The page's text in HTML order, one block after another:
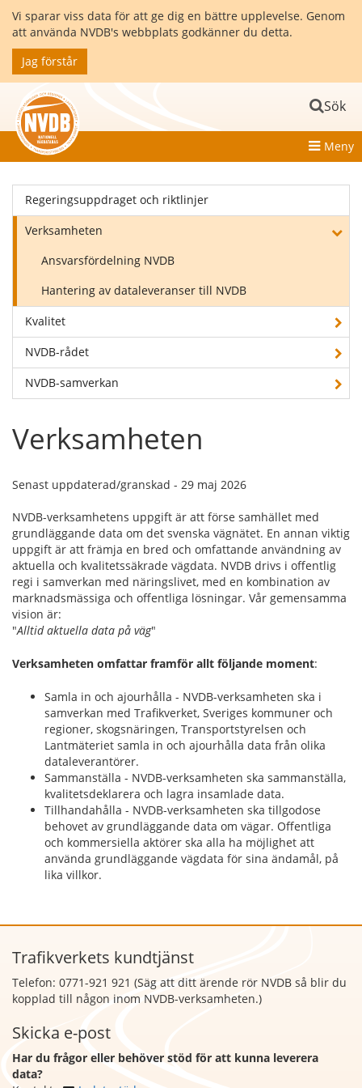
Vi sparar viss data för att ge dig en bättre upplevelse. Genom
att använda NVDB's webbplats godkänner du detta.
Jag förstår
Sök
Meny
Regeringsuppdraget och riktlinjer
Verksamheten
Ansvarsfördelning NVDB
Hantering av dataleveranser till NVDB
Kvalitet
NVDB-rådet
NVDB-samverkan
Verksamheten
Senast uppdaterad/granskad - 29 maj 2026
NVDB-verksamhetens uppgift är att förse samhället med
grundläggande data om det svenska vägnätet. En annan viktig
uppgift är att främja en bred och omfattande användning av
aktuella och kvalitetssäkrade vägdata. NVDB drivs i offentlig
regi i samverkan med näringslivet, med en kombination av
marknadsmässiga och offentliga lösningar. Vår gemensamma
vision är:
"Alltid aktuella data på väg"
Verksamheten omfattar framför allt följande moment:
Samla in och ajourhålla - NVDB-verksamheten ska i
samverkan med Trafikverket, Sveriges kommuner och
regioner, skogsnäringen, Transportstyrelsen och
Lantmäteriet samla in och ajourhålla data från olika
dataleverantörer.
Sammanställa - NVDB-verksamheten ska sammanställa,
kvalitetsdeklarera och lagra insamlade data.
Tillhandahålla - NVDB-verksamheten ska tillgodose
behovet av grundläggande data om vägar. Offentliga
och kommersiella aktörer ska alla ha möjlighet att
använda grundläggande vägdata för sina ändamål, på
lika villkor.
Trafikverkets kundtjänst
Telefon: 0771-921 921 (Säg att ditt ärende rör NVDB så blir du
kopplad till någon inom NVDB-verksamheten.)
Skicka e-post
Har du frågor eller behöver stöd för att kunna leverera
data?